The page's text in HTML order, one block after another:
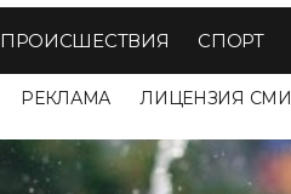
ПРОИСШЕСТВИЯ СПОРТ
РЕКЛАМА ЛИЦЕНЗИЯ СМИ